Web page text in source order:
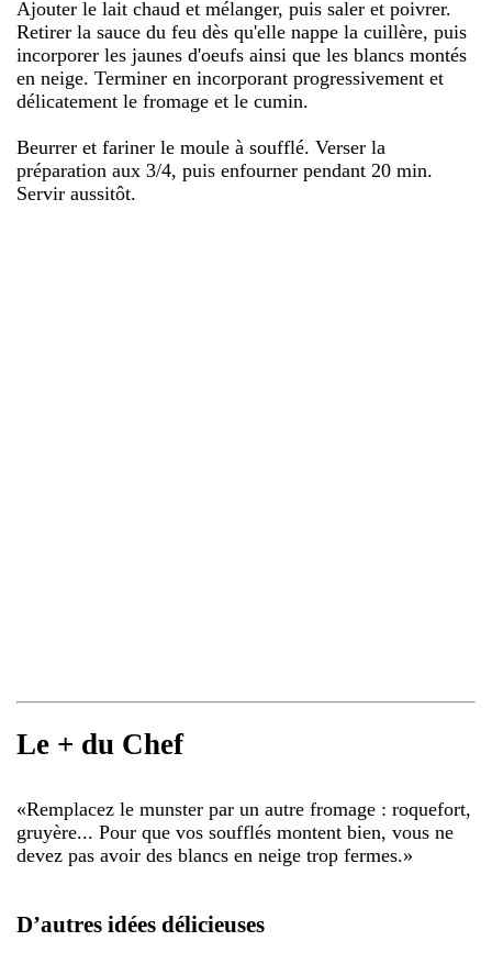
Ajouter le lait chaud et mélanger, puis saler et poivrer.
Retirer la sauce du feu dès qu'elle nappe la cuillère, puis
incorporer les jaunes d'oeufs ainsi que les blancs montés
en neige. Terminer en incorporant progressivement et
délicatement le fromage et le cumin.
Beurrer et fariner le moule à soufflé. Verser la
préparation aux 3/4, puis enfourner pendant 20 min.
Servir aussitôt.
Le + du Chef
«Remplacez le munster par un autre fromage : roquefort,
gruyère... Pour que vos soufflés montent bien, vous ne
devez pas avoir des blancs en neige trop fermes.»
D’autres idées délicieuses